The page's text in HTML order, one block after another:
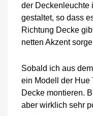
der Deckenleuchte
gestaltet, so dass
Richtung Decke
netten Akzent
Sobald ich aus
ein Modell der Hue
Decke montieren.
aber wirklich sehr